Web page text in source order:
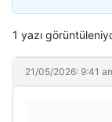
1 yazı
21/05/2026: 9:41